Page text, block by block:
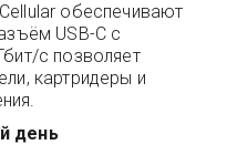
обеспечивают
USB-C с
с позволяет
картридеры и
день